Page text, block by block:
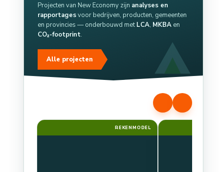
Projecten van New Economy zijn analyses en
rapportagesvoor bedrijven, producten, gemeenten
en provincies — onderbouwd met LCA, MKBA en
CO₂-footprint.
Alle projecten
REKENMODEL